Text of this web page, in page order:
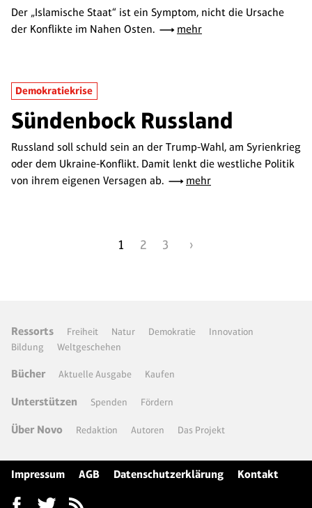
Der „Islamische Staat“ ist ein Symptom, nicht die Ursache
der Konflikte im Nahen Osten.
mehr
Demokratiekrise
Sündenbock Russland
Russland soll schuld sein an der Trump-Wahl, am Syrienkrieg
oder dem Ukraine-Konflikt. Damit lenkt die westliche Politik
von ihrem eigenen Versagen ab.
mehr
1 2 3 ›
Ressorts Freiheit Natur Demokratie
Innovation
Bildung
Weltgeschehen
Bücher Aktuelle Ausgabe Kaufen
Unterstützen Spenden Fördern
Über Novo Redaktion Autoren Das Projekt
Impressum AGB Datenschutzerklärung Kontakt